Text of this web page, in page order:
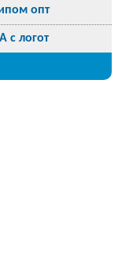
опт
с логот